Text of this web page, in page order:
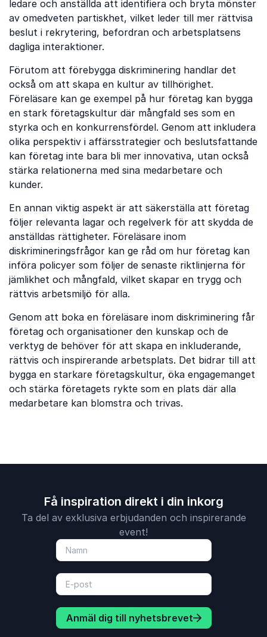
ledare och anställda att identifiera och bryta mönster
av omedveten partiskhet, vilket leder till mer rättvisa
beslut i rekrytering, befordran och arbetsplatsens
dagliga interaktioner.
Förutom att förebygga diskriminering handlar det
också om att skapa en kultur av tillhörighet.
Föreläsare kan ge exempel på hur företag kan bygga
en stark företagskultur där mångfald ses som en
styrka och en konkurrensfördel. Genom att inkludera
olika perspektiv i affärsstrategier och beslutsfattande
kan företag inte bara bli mer innovativa, utan också
stärka relationerna med sina medarbetare och
kunder.
En annan viktig aspekt är att säkerställa att företag
följer relevanta lagar och regelverk för att skydda de
anställdas rättigheter. Föreläsare inom
diskrimineringsfrågor kan ge råd om hur företag kan
införa policyer som följer de senaste riktlinjerna för
jämlikhet och mångfald, vilket skapar en trygg och
rättvis arbetsmiljö för alla.
Genom att boka en föreläsare inom diskriminering får
företag och organisationer den kunskap och de
verktyg de behöver för att skapa en inkluderande,
rättvis och inspirerande arbetsplats. Det bidrar till att
bygga en starkare företagskultur, öka engagemanget
och stärka företagets rykte som en plats där alla
medarbetare kan blomstra och trivas.
Få inspiration direkt i din inkorg
Ta del av exklusiva erbjudanden och inspirerande
event!
Anmäl dig till nyhetsbrevet